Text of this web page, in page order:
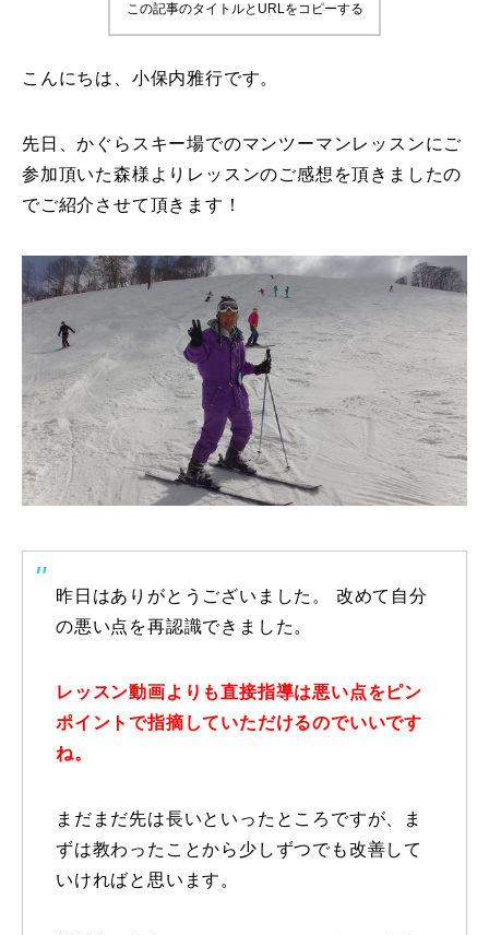
鷲ヶ岳＆高鷲スノーパーク
宮城山形
岩手高原
白馬五竜FA
レッスンテーマから選ぶ Lesson Theme
初級1
初級2
中級1
中級2
PV
講師から選ぶ
インストラクター募集
レッスンレポート Report
この記事のタイトルとURLをコピーする
こんにちは、小保内雅行です。
先日、かぐらスキー場でのマンツーマンレッスンにご
参加頂いた森様よりレッスンのご感想を頂きましたの
でご紹介させて頂きます！
昨日はありがとうございました。 改めて自分
の悪い点を再認識できました。
レッスン動画よりも直接指導は悪い点をピン
ポイントで指摘していただけるのでいいです
ね。
まだまだ先は長いといったところですが、ま
ずは教わったことから少しずつでも改善して
いければと思います。